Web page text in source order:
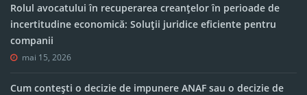
Rolul avocatului în recuperarea creanțelor în perioade de
incertitudine economică: Soluții juridice eficiente pentru
companii
mai 15, 2026
Cum contești o decizie de impunere ANAF sau o decizie de